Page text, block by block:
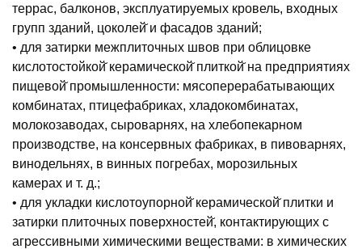
террас, балконов, эксплуатируемых кровель, входных
групп зданий, цоколей̆ и фасадов зданий;
• для затирки межплиточных швов при облицовке
кислотостойкой̆ керамической̆ плиткой̆ на предприятиях
пищевой̆ промышленности: мясоперерабатывающих
комбинатах, птицефабриках, хладокомбинатах,
молокозаводах, сыроварнях, на хлебопекарном
производстве, на консервных фабриках, в пивоварнях,
винодельнях, в винных погребах, морозильных
камерах и т. д.;
• для укладки кислотоупорной̆ керамической̆ плитки и
затирки плиточных поверхностей̆, контактирующих с
агрессивными химическими веществами: в химических